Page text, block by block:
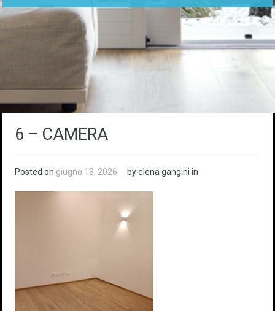
6 – CAMERA
Posted on giugno 13, 2026 by elena gangini in